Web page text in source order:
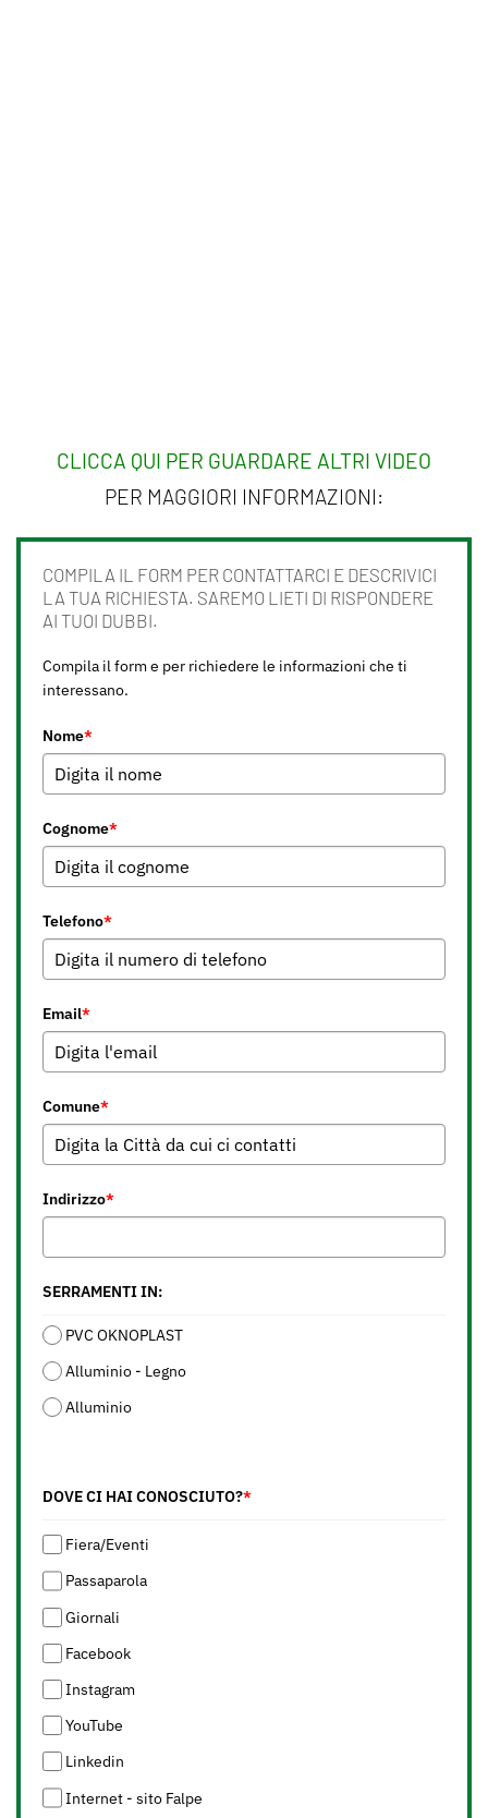
CLICCA QUI PER GUARDARE ALTRI VIDEO
PER MAGGIORI INFORMAZIONI:
COMPILA IL FORM PER CONTATTARCI E DESCRIVICI
LA TUA RICHIESTA. SAREMO LIETI DI RISPONDERE
AI TUOI DUBBI.
Compila il form e per richiedere le informazioni che ti
interessano.
Nome*
Cognome*
Telefono*
Email*
Comune*
Indirizzo*
SERRAMENTI IN:
PVC OKNOPLAST
Alluminio - Legno
Alluminio
DOVE CI HAI CONOSCIUTO?*
Fiera/Eventi
Passaparola
Giornali
Facebook
Instagram
YouTube
Linkedin
Internet - sito Falpe